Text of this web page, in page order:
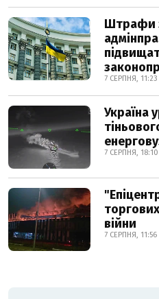
Штрафи
7 СЕРПНЯ, 11:23
Україна
7 СЕРПНЯ, 18:10
війни
7 СЕРПНЯ, 11:56